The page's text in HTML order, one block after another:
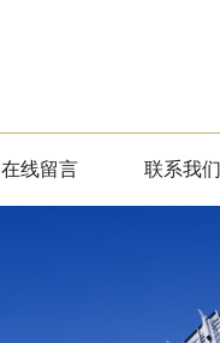
在线留言 联系我们